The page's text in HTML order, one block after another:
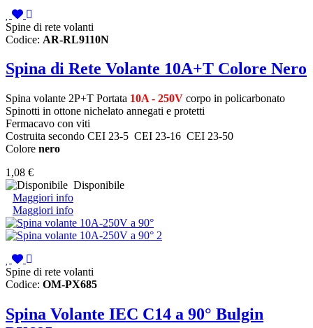
Spine di rete volanti
Codice: AR-RL9110N
Spina di Rete Volante 10A+T Colore Nero
Spina volante 2P+T Portata 10A - 250V corpo in policarbonato
Spinotti in ottone nichelato annegati e protetti
Fermacavo con viti
Costruita secondo CEI 23-5 CEI 23-16 CEI 23-50
Colore nero
1,08 €
Disponibile
Maggiori info
Maggiori info
Spine di rete volanti
Codice: OM-PX685
Spina Volante IEC C14 a 90° Bulgin